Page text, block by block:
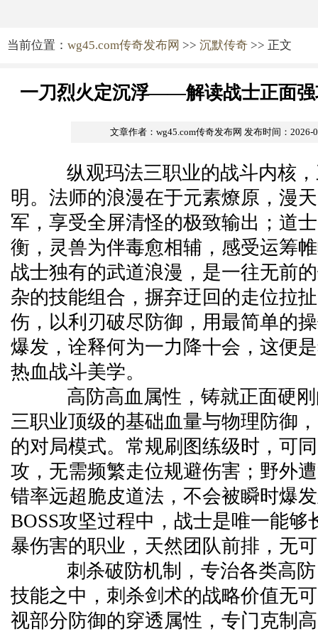
当前位置： wg45.com传奇发布网 >> 沉默传奇 >> 正文
一刀烈火定沉浮——解读战士正面强
文章作者：wg45.com传奇发布网 发布时间：2026-
纵观玛法三职业的战斗内核，
明。法师的浪漫在于元素燎原，漫
军，享受全屏清怪的极致输出；道
衡，灵兽为伴毒愈相辅，感受运筹
战士独有的武道浪漫，是一往无前
杂的技能组合，摒弃迂回的走位拉
伤，以利刃破尽防御，用最简单的
爆发，诠释何为一力降十会，这便
热血战斗美学。
高防高血属性，铸就正面硬刚
三职业顶级的基础血量与物理防御
的对局模式。常规刷图练级时，可
攻，无需频繁走位规避伤害；野外
错率远超脆皮道法，不会被瞬时爆
BOSS攻坚过程中，战士是唯一能够
暴伤害的职业，天然团队前排，无
刺杀破防机制，专治各类高防
技能之中，刺杀剑术的战略价值无
视部分防御的穿透属性，专门克制